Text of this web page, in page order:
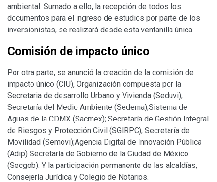
ambiental. Sumado a ello, la recepción de todos los
documentos para el ingreso de estudios por parte de los
inversionistas, se realizará desde esta ventanilla única.
Comisión de impacto único
Por otra parte, se anunció la creación de la comisión de
impacto único (CIU), Organización compuesta por la
Secretaria de desarrollo Urbano y Vivienda (Seduvi);
Secretaría del Medio Ambiente (Sedema);Sistema de
Aguas de la CDMX (Sacmex); Secretaría de Gestión Integral
de Riesgos y Protección Civil (SGIRPC); Secretaría de
Movilidad (Semovi);Agencia Digital de Innovación Pública
(Adip) Secretaría de Gobierno de la Ciudad de México
(Secgob). Y la participación permanente de las alcaldías,
Consejería Jurídica y Colegio de Notarios.